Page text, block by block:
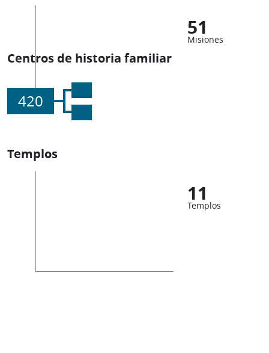
51
Misiones
Centros de historia familiar
420
Templos
11
Templos